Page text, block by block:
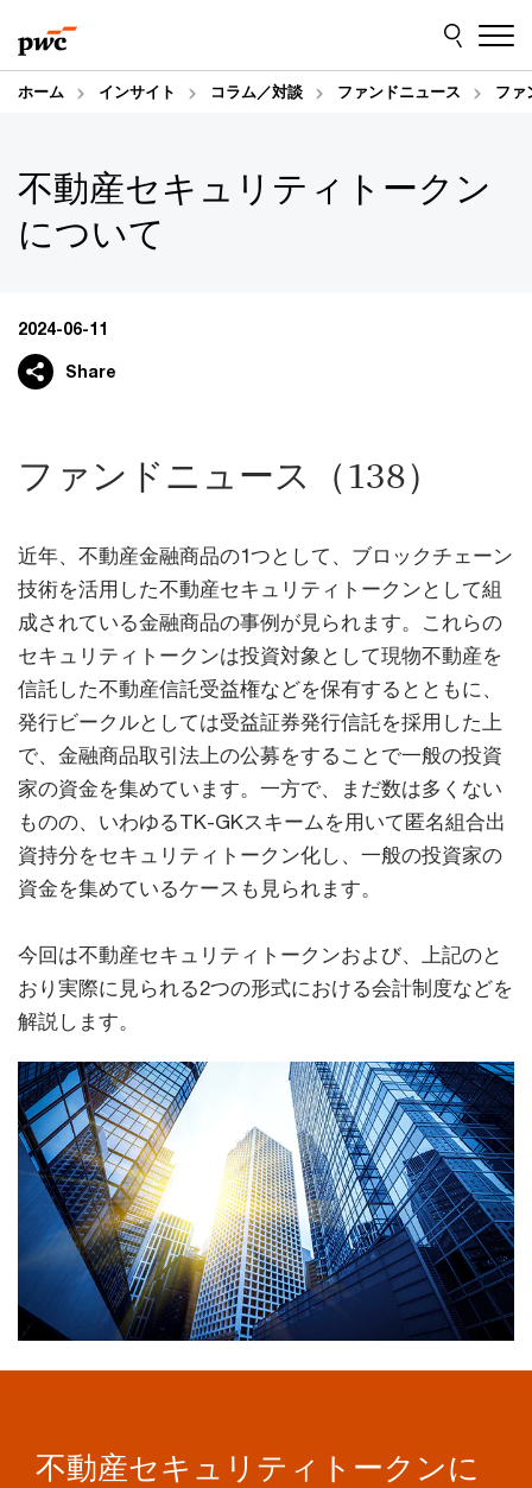
to
content
to
footer
ホーム インサイト コラム／対談 ファンドニュース ファ
不動産セキュリティトークン
について
2024-06-11
Share
ファンドニュース（138）
近年、不動産金融商品の1つとして、ブロックチェーン
技術を活用した不動産セキュリティトークンとして組
成されている金融商品の事例が見られます。これらの
セキュリティトークンは投資対象として現物不動産を
信託した不動産信託受益権などを保有するとともに、
発行ビークルとしては受益証券発行信託を採用した上
で、金融商品取引法上の公募をすることで一般の投資
家の資金を集めています。一方で、まだ数は多くない
ものの、いわゆるTK-GKスキームを用いて匿名組合出
資持分をセキュリティトークン化し、一般の投資家の
資金を集めているケースも見られます。
今回は不動産セキュリティトークンおよび、上記のと
おり実際に見られる2つの形式における会計制度などを
解説します。
不動産セキュリティトークンに